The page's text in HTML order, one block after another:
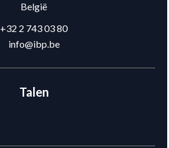
België
+32 2 743 03 80
info@ibp.be
Talen